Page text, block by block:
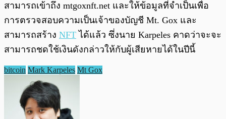
สามารถเข้าถึง mtgoxnft.net และให้ข้อมูลที่จำเป็นเพื่อ
การตรวจสอบความเป็นเจ้าของบัญชี Mt. Gox และ
สามารถสร้าง NFT ได้แล้ว ซึ่งนาย Karpeles คาดว่าจะจะ
สามารถชดใช้เงินดังกล่าวให้กับผู้เสียหายได้ในปีนี้
bitcoin Mark Karpeles Mt Gox